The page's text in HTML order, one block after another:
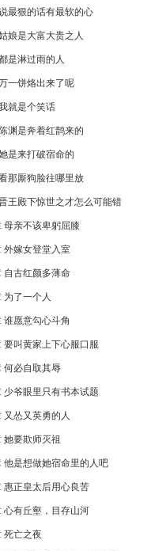
最狠的话有最软的心
娘是大富大贵之人
是淋过雨的人
一饼烙出来了呢
就是个笑话
渊是奔着红鹊来的
是来打破宿命的
那厮狗脸往哪里放
王殿下惊世之才怎么可能错
母亲不该卑躬屈膝
外嫁女登堂入室
自古红颜多薄命
为了一个人
愿意勾心斗角
叫黄家上下心服口服
何必自取其辱
爷眼里只有书本试题
怂又英勇的人
要欺师灭祖
是想做她宿命里的人吧
惠正皇太后用心良苦
心有丘壑，目存山河
死亡之夜